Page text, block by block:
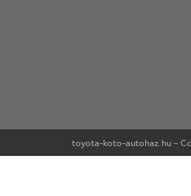
toyota-koto-autohaz.hu –